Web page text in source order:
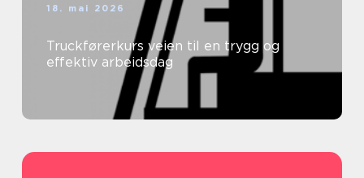
18. mai 2026
Truckførerkurs veien til en trygg og
effektiv arbeidsdag